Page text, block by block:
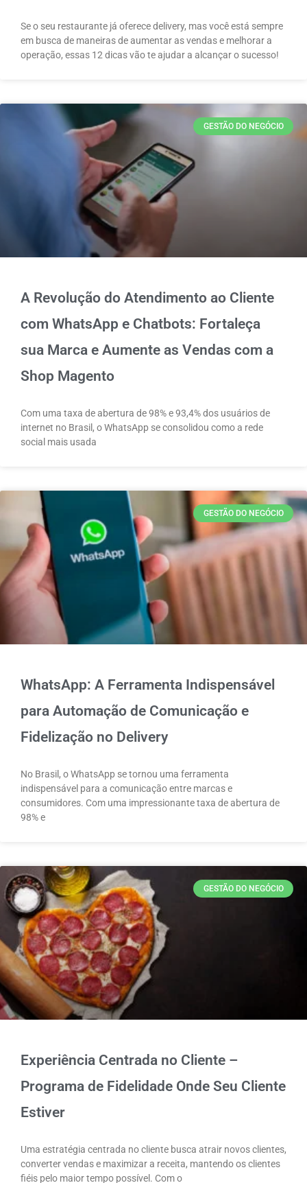
Se o seu restaurante já oferece delivery, mas você está sempre
em busca de maneiras de aumentar as vendas e melhorar a
operação, essas 12 dicas vão te ajudar a alcançar o sucesso!
GESTÃO DO NEGÓCIO
A Revolução do Atendimento ao Cliente
com WhatsApp e Chatbots: Fortaleça
sua Marca e Aumente as Vendas com a
Shop Magento
Com uma taxa de abertura de 98% e 93,4% dos usuários de
internet no Brasil, o WhatsApp se consolidou como a rede
social mais usada
GESTÃO DO NEGÓCIO
WhatsApp: A Ferramenta Indispensável
para Automação de Comunicação e
Fidelização no Delivery
No Brasil, o WhatsApp se tornou uma ferramenta
indispensável para a comunicação entre marcas e
consumidores. Com uma impressionante taxa de abertura de
98% e
GESTÃO DO NEGÓCIO
Experiência Centrada no Cliente –
Programa de Fidelidade Onde Seu Cliente
Estiver
Uma estratégia centrada no cliente busca atrair novos clientes,
converter vendas e maximizar a receita, mantendo os clientes
fiéis pelo maior tempo possível. Com o